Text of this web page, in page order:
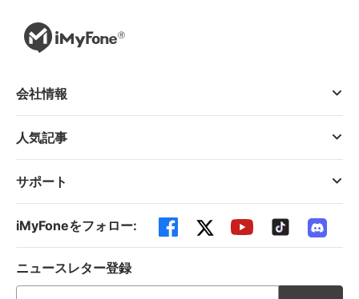
会社情報
人気記事
サポート
iMyFoneをフォロー:
ニュースレター登録